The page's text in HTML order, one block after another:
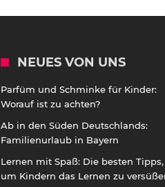
NEUES VON UNS
Parfüm und Schminke für Kinder:
Worauf ist zu achten?
Ab in den Süden Deutschlands:
Familienurlaub in Bayern
Lernen mit Spaß: Die besten Tipps,
um Kindern das Lernen zu